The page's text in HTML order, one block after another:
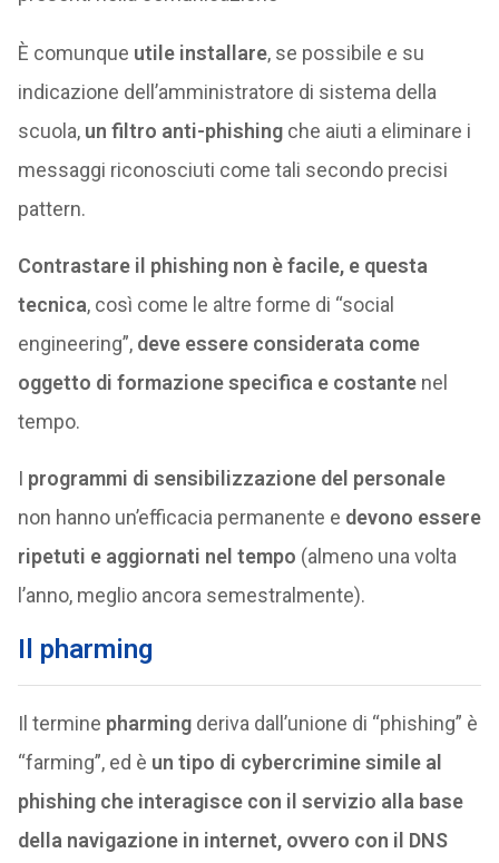
È comunque utile installare, se possibile e su
indicazione dell’amministratore di sistema della
scuola, un filtro anti-phishingche aiuti a eliminare i
messaggi riconosciuti come tali secondo precisi
pattern.
Contrastare il phishing non è facile, e questa
tecnica, così come le altre forme di “social
engineering”, deve essere considerata come
oggetto di formazione specifica e costantenel
tempo.
I programmi di sensibilizzazione del personale
non hanno un’efficacia permanente e devono essere
ripetuti e aggiornati nel tempo (almeno una volta
l’anno, meglio ancora semestralmente).
Il pharming
Il termine pharming deriva dall’unione di “phishing” è
“farming”, ed è un tipo di cybercrimine simile al
phishing che interagisce con il servizio alla base
della navigazione in internet, ovvero con il DNS